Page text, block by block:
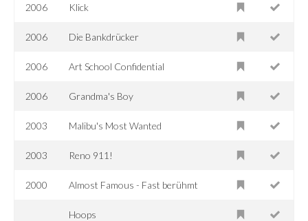
2006 Klick
2006 Die Bankdrücker
2006 Art School Confidential
2006 Grandma's Boy
2003 Malibu's Most Wanted
2003 Reno 911!
2000 Almost Famous - Fast berühmt
Hoops